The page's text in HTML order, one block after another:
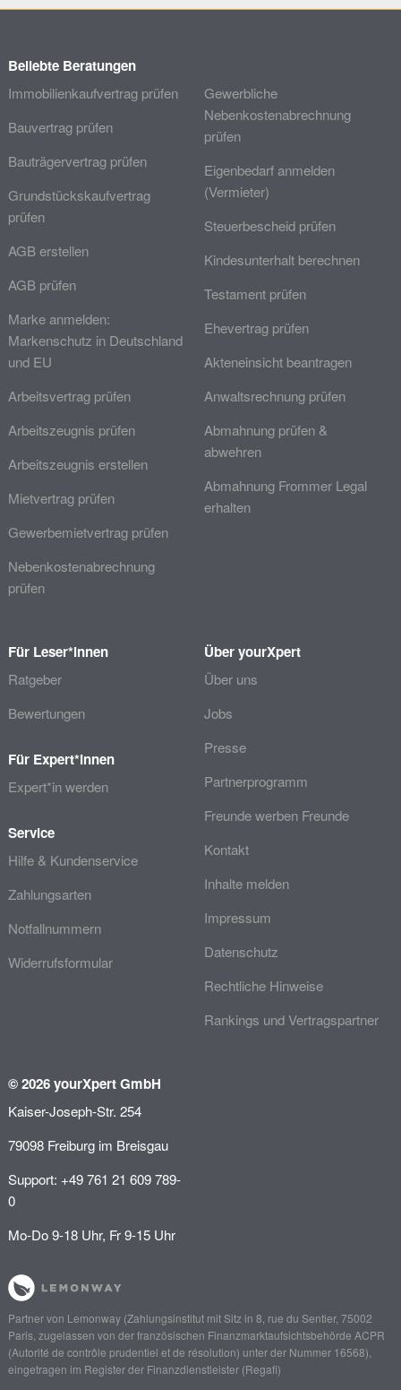
Beliebte Beratungen
Immobilienkaufvertrag prüfen
Bauvertrag prüfen
Bauträgervertrag prüfen
Grundstückskaufvertrag
prüfen
AGB erstellen
AGB prüfen
Marke anmelden:
Markenschutz in Deutschland
und EU
Arbeitsvertrag prüfen
Arbeitszeugnis prüfen
Arbeitszeugnis erstellen
Mietvertrag prüfen
Gewerbemietvertrag prüfen
Nebenkostenabrechnung
prüfen
Gewerbliche
Nebenkostenabrechnung
prüfen
Eigenbedarf anmelden
(Vermieter)
Steuerbescheid prüfen
Kindesunterhalt berechnen
Testament prüfen
Ehevertrag prüfen
Akteneinsicht beantragen
Anwaltsrechnung prüfen
Abmahnung prüfen &
abwehren
Abmahnung Frommer Legal
erhalten
Für Leser*innen
Ratgeber
Bewertungen
Für Expert*innen
Expert*in werden
Service
Hilfe & Kundenservice
Zahlungsarten
Notfallnummern
Widerrufsformular
Über yourXpert
Über uns
Jobs
Presse
Partnerprogramm
Freunde werben Freunde
Kontakt
Inhalte melden
Impressum
Datenschutz
Rechtliche Hinweise
Rankings und Vertragspartner
© 2026 yourXpert GmbH
Kaiser-Joseph-Str. 254
79098 Freiburg im Breisgau
Support: +49 761 21 609 789-
0
Mo-Do 9-18 Uhr, Fr 9-15 Uhr
Partner von Lemonway(Zahlungsinstitut mit Sitz in 8, rue du Sentier, 75002
Paris, zugelassen von der französischen Finanzmarktaufsichtsbehörde ACPR
(Autorité de contrôle prudentiel et de résolution) unter der Nummer 16568),
eingetragen im Register der Finanzdienstleister (Regafi)